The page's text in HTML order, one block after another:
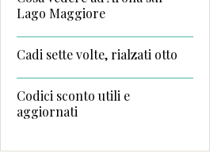
Lago Maggiore
Cadi sette volte, rialzati otto
Codici sconto utili e
aggiornati